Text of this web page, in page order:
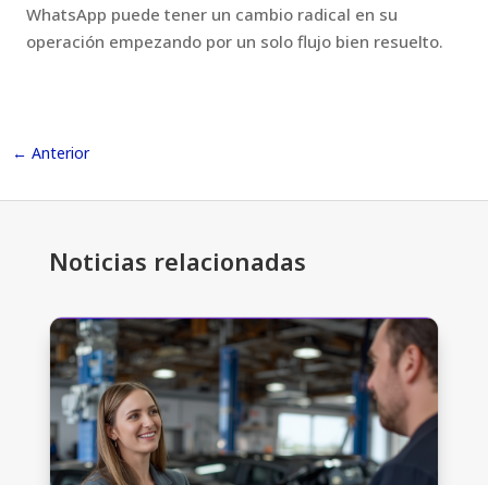
WhatsApp puede tener un cambio radical en su
operación empezando por un solo flujo bien resuelto.
←Anterior
Noticias relacionadas